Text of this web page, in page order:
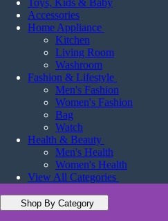
Toys, Kids & Baby
Accessories
Home Appliance
Kitchen
Living Room
Washroom
Fashion & Lifestyle
Men's Fashion
Women's Fashion
Bag
Watch
Health & Beauty
Men's Health
Women's Health
View All Categories
Shop By Category